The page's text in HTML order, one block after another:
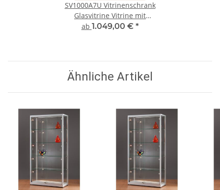
SV1000A7U Vitrinenschrank
Glasvitrine Vitrine mit
Unterschrank grau alu
Vitrinenschrank
ab 1.049,00 € *
Ähnliche Artikel